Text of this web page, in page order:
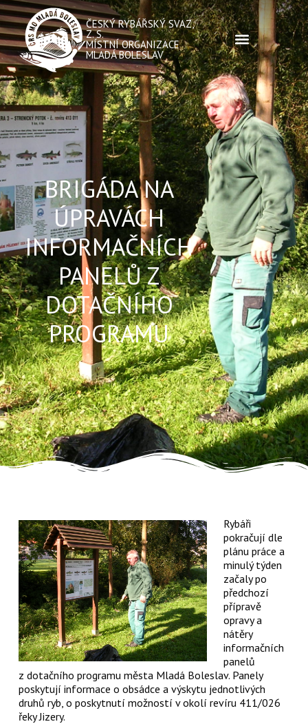
ČESKÝ RYBÁŘSKÝ SVAZ,
Z. S.
MÍSTNÍ ORGANIZACE
MLADÁ BOLESLAV
BRIGÁDA NA
ÚPRAVÁCH
INFORMAČNÍCH
PANELŮ Z
DOTAČNÍHO
PROGRAMU
Rybáři
pokračují dle
plánu práce a
minulý týden
začaly po
předchozí
přípravě
opravy a
nátěry
informačních
panelů
z dotačního programu města Mladá Boleslav. Panely
poskytují informace o obsádce a výskytu jednotlivých
druhů ryb, o poskytnutí možností v okolí revíru 411/026
řeky Jizery.